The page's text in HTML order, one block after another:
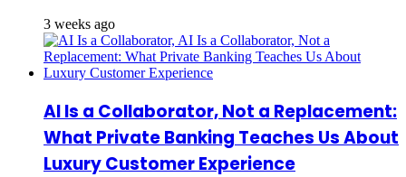
3 weeks ago
AI Is a Collaborator, Not a Replacement:
What Private Banking Teaches Us About
Luxury Customer Experience